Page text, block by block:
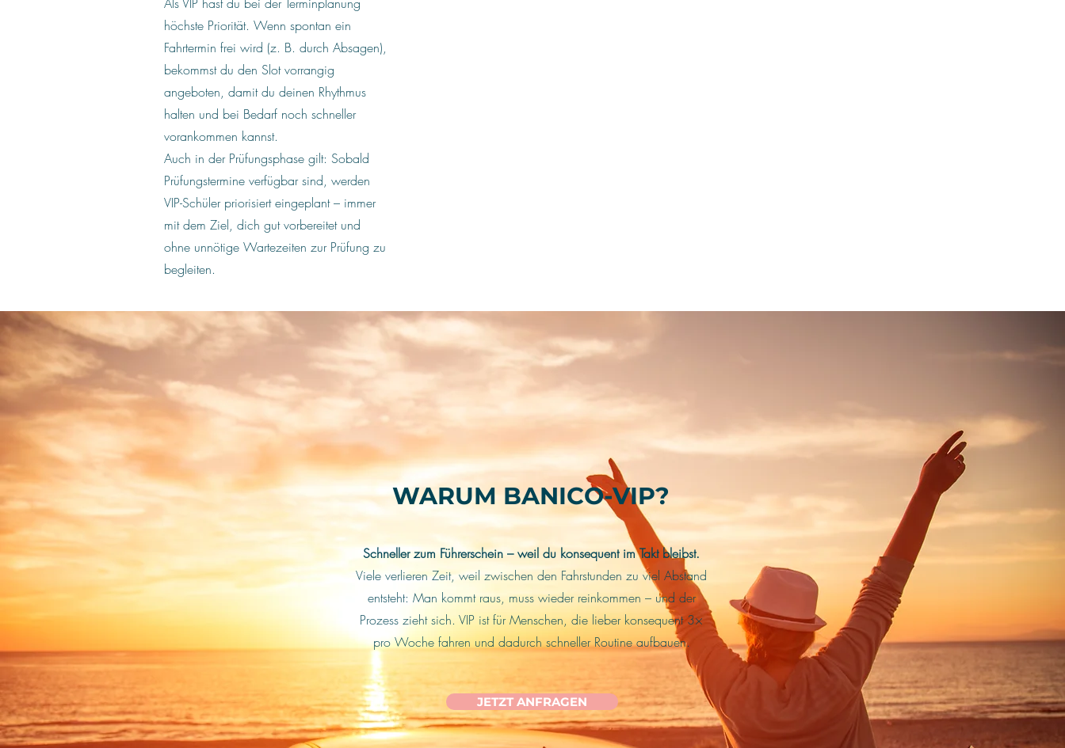
höchste Priorität. Wenn spontan ein
Fahrtermin frei wird (z. B. durch Absagen),
bekommst du den Slot vorrangig
angeboten, damit du deinen Rhythmus
halten und bei Bedarf noch schneller
vorankommen kannst.
Auch in der Prüfungsphase gilt: Sobald
Prüfungstermine verfügbar sind, werden
VIP-Schüler priorisiert eingeplant – immer
mit dem Ziel, dich gut vorbereitet und
ohne unnötige Wartezeiten zur Prüfung zu
begleiten.
WARUM BANICO-VIP?
Schneller zum Führerschein – weil du konsequent im Takt bleibst.
Viele verlieren Zeit, weil zwischen den Fahrstunden zu viel Abstand
entsteht: Man kommt raus, muss wieder reinkommen – und der
Prozess zieht sich. VIP ist für Menschen, die lieber konsequent 3×
pro Woche fahren und dadurch schneller Routine aufbauen.
JETZT ANFRAGEN